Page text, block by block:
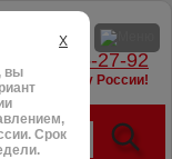
(966) 095-27-92
любую точку России!
X
вы
Срок